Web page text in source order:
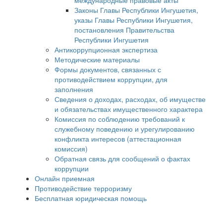
Законы Главы Республики Ингушетия,
указы Главы Республики Ингушетия,
постановления Правительства
Республики Ингушетия
Антикоррупционная экспертиза
Методические материалы
Формы документов, связанных с
противодействием коррупции, для
заполнения
Сведения о доходах, расходах, об имуществе
и обязательствах имущественного характера
Комиссия по соблюдению требований к
служебному поведению и урегулированию
конфликта интересов (аттестационная
комиссия)
Обратная связь для сообщений о фактах
коррупции
Онлайн приемная
Противодействие терроризму
Бесплатная юридическая помощь